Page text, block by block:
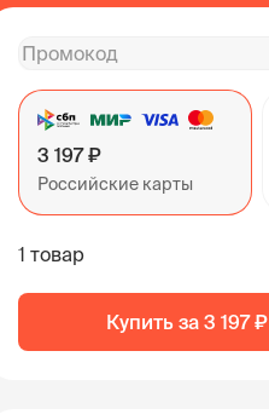
3 197 ₽
Российские карты
1 товар
Купить за 3 197 ₽